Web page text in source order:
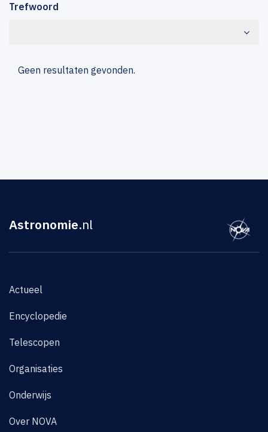
Trefwoord
Geen resultaten gevonden.
Astronomie.nl
Actueel
Encyclopedie
Telescopen
Organisaties
Onderwijs
Over NOVA